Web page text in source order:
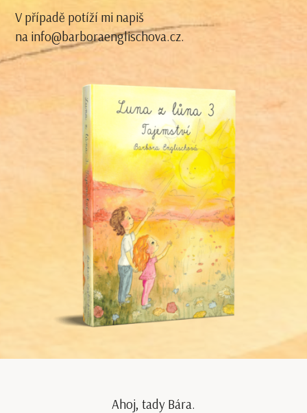
V případě potíží mi napiš
na info@barboraenglischova.cz.
Ahoj, tady Bára.